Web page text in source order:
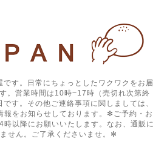
す。日常にちょっとしたワクワクをお届
。営業時間は10時~17時（売切れ次第終
す。その他ご連絡事項に関しましては、
報をお知らせしております。✻ご予約・お
時以降にお願いいたします。なお、通販に
せん。ご了承くださいませ。✻